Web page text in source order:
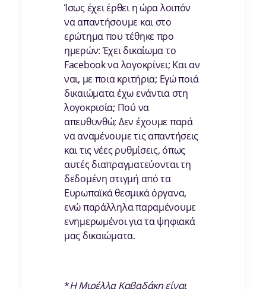
Ίσως έχει έρθει η ώρα λοιπόν
να απαντήσουμε και στο
ερώτημα που τέθηκε προ
ημερών: Έχει δικαίωμα το
Facebook να λογοκρίνει; Και αν
ναι, με ποια κριτήρια; Εγώ ποιά
δικαιώματα έχω ενάντια στη
λογοκρισία; Πού να
απευθυνθώ; Δεν έχουμε παρά
να αναμένουμε τις απαντήσεις
και τις νέες ρυθμίσεις, όπως
αυτές διαπραγματεύονται τη
δεδομένη στιγμή από τα
Ευρωπαϊκά θεσμικά όργανα,
ενώ παράλληλα παραμένουμε
ενημερωμένοι για τα ψηφιακά
μας δικαιώματα.
*Η Μιρέλλα Καβαδάκη είναι